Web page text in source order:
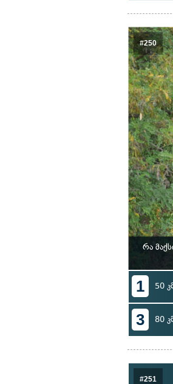
#250
რა
1 50
3 80
#251